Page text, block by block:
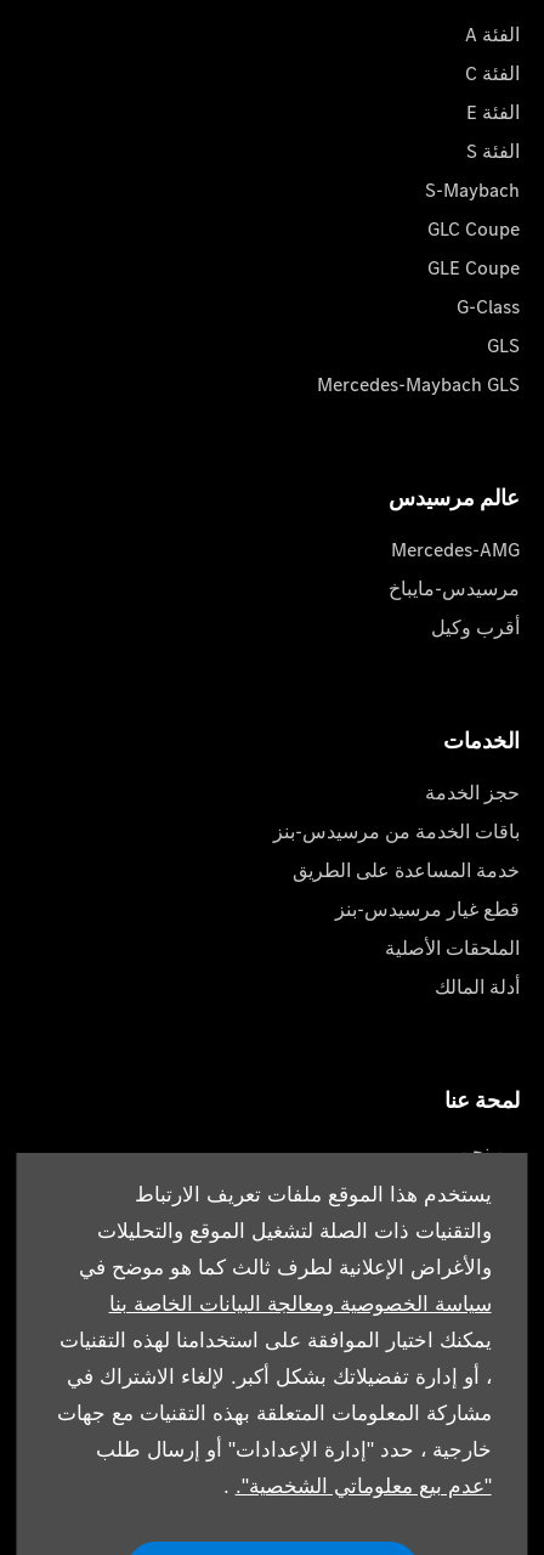
يستخدم هذا الموقع ملفات تعريف الارتباط
والتقنيات ذات الصلة لتشغيل الموقع والتحليلات
والأغراض الإعلانية لطرف ثالث كما هو موضح في
سياسة الخصوصية ومعالجة البيانات الخاصة بنا
يمكنك اختيار الموافقة على استخدامنا لهذه التقنيات
، أو إدارة تفضيلاتك بشكل أكبر. لإلغاء الاشتراك في
مشاركة المعلومات المتعلقة بهذه التقنيات مع جهات
خارجية ، حدد "إدارة الإعدادات" أو إرسال طلب
"عدم بيع معلوماتي الشخصية". .
الفئة A
الفئة C
الفئة E
الفئة S
S-Maybach
GLC Coupe
GLE Coupe
G-Class
GLS
Mercedes-Maybach GLS
عالم مرسیدس
Mercedes-AMG
مرسيدس-مايباخ
أقرب وكيل
الخدمات
حجز الخدمة
باقات الخدمة من مرسيدس-بنز
خدمة المساعدة على الطريق
قطع غيار مرسيدس-بنز
الملحقات الأصلية
أدلة المالك
لمحة عنا
من نحن
أقرب وكيل
العروض
الشروط والأحكام
سياسة ملفات الارتباط
حماية البيانات